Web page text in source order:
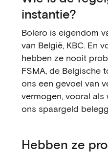
instantie?
Bolero is eigendom
van België, KBC. En
hebben ze nooit
FSMA, de Belgische
ons een gevoel van
vermogen, vooral
ons spaargeld
Hebben ze